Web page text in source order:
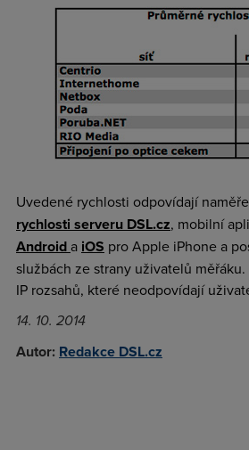
Uvedené rychlosti odpovídají
rychlosti serveru DSL.cz, mobilní
Android a iOS pro Apple iPhone a
službách ze strany uživatelů
IP rozsahů, které neodpovídají
14. 10. 2014
Autor: Redakce DSL.cz